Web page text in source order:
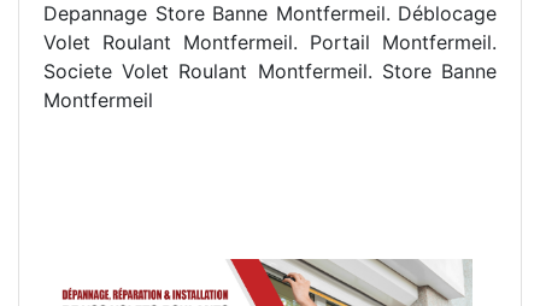
Depannage Store Banne Montfermeil. Déblocage
Volet Roulant Montfermeil. Portail Montfermeil.
Societe Volet Roulant Montfermeil. Store Banne
Montfermeil